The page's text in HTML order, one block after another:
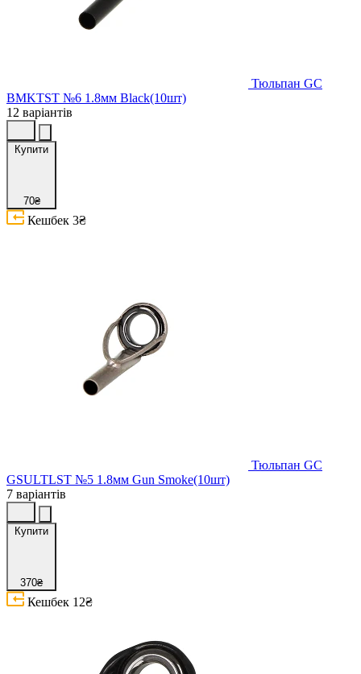
Тюльпан GC
BMKTST №6 1.8мм Black(10шт)
12 варіантів
Купити
70₴
Кешбек 3₴
Тюльпан GC
GSULTLST №5 1.8мм Gun Smoke(10шт)
7 варіантів
Купити
370₴
Кешбек 12₴